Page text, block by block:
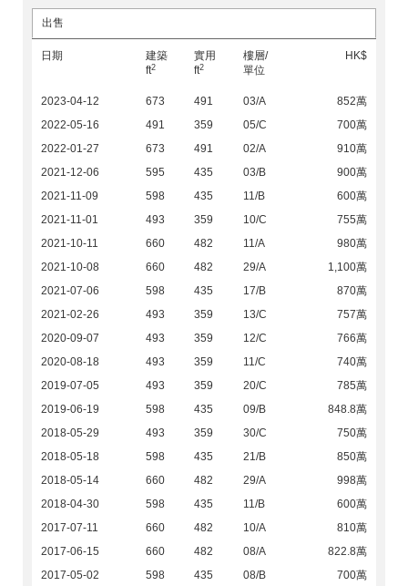
出售
日期
建築
ft2
實用
ft2
樓層/
單位
HK$
2023-04-12 673 491 03/A
852萬
2022-05-16
491 359 05/C
700萬
2022-01-27
673 491 02/A
910萬
2021-12-06
595 435 03/B
900萬
2021-11-09
598 435 11/B
600萬
2021-11-01
493 359 10/C
755萬
2021-10-11
660 482 11/A
980萬
2021-10-08
660 482 29/A
1,100萬
2021-07-06
598 435 17/B
870萬
2021-02-26
493 359 13/C
757萬
2020-09-07
493 359 12/C
766萬
2020-08-18
493 359 11/C
740萬
2019-07-05
493 359 20/C
785萬
2019-06-19
598 435 09/B
848.8萬
2018-05-29
493 359 30/C
750萬
2018-05-18
598 435 21/B
850萬
2018-05-14
660 482 29/A
998萬
2018-04-30
598 435 11/B
600萬
2017-07-11
660 482 10/A
810萬
2017-06-15
660 482 08/A
822.8萬
2017-05-02
598 435 08/B 700萬